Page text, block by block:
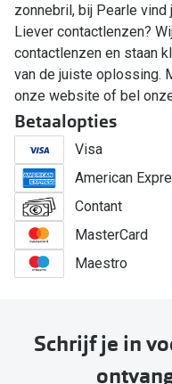
zonnebril, bij Pearle
Liever contactlenzen?
contactlenzen en staan
van de juiste oplossing.
onze website of bel
Betaalopties
Visa
American
Contant
MasterCard
Maestro
Schrijf je in